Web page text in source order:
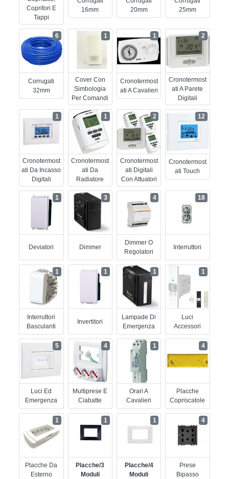
Coprifori E
Tappi
16mm
20mm
25mm
Corrugati
32mm
6
Cover Con
Simbologia
Per Comandi
1
Cronotermost
Ati A Cavalieri
1
Cronotermost
Ati A Parete
Digitali
2
Cronotermost
Ati Da Incasso
Digitali
1
Cronotermost
Ati Da
Radiatore
1
Cronotermost
Ati Digitali
Con Attuatori
2
Cronotermost
Ati Touch
12
Deviatori
1
Dimmer
3
Dimmer O
Regolatori
4
Interruttori
18
Interruttori
Basculanti
1
Invertitori
1
Lampade Di
Emergenza
1
Luci
Accessori
1
Luci Ed
Emergenza
5
Multiprese E
Ciabatte
4
Orari A
Cavalieri
1
Placche
Copriscatole
4
Placche Da
Esterno
1
Placche/3
Moduli
1
Placche/4
Moduli
1
Prese
Bipasso
4